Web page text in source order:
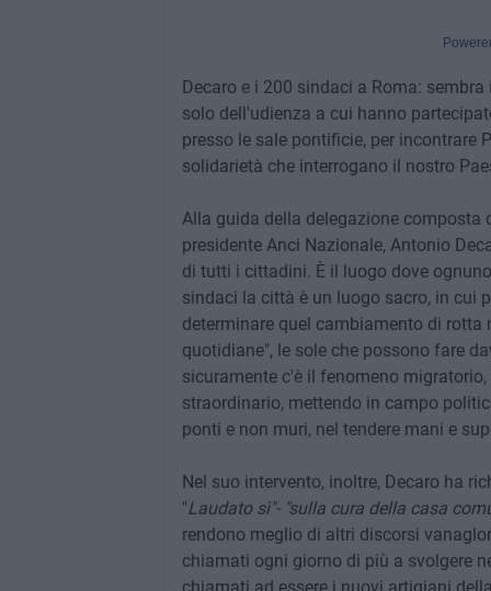
Decaro e i 200 sindaci a Roma:
solo dell'udienza a cui hanno
presso le sale pontificie, per incontrare
solidarietà che interrogano il nostro
Alla guida della delegazione composta
presidente Anci Nazionale, Antonio
di tutti i cittadini. È il luogo dove
sindaci la città è un luogo sacro, in cui
determinare quel cambiamento di rotta
quotidiane", le sole che possono fare
sicuramente c'è il fenomeno
straordinario, mettendo in campo
ponti e non muri, nel tendere mani e
Nel suo intervento, inoltre, Decaro ha
"Laudato sì"- "sulla cura della casa
rendono meglio di altri discorsi
chiamati ogni giorno di più a svolgere